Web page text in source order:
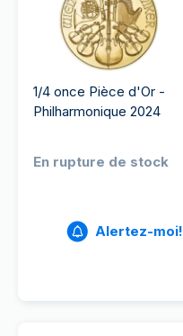
1/4 once Pièce d'Or -
Philharmonique 2024
En rupture de stock
Alertez-moi!